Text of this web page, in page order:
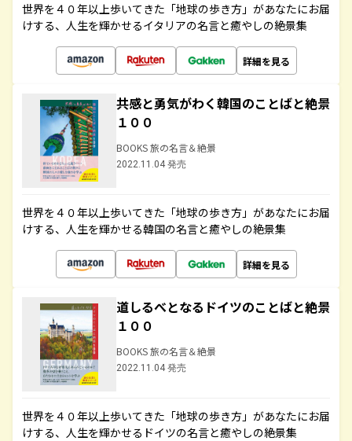
世界を４０年以上歩いてきた「地球の歩き方」があなたにお届
けする、人生を輝かせるイタリアの名言と癒やしの絶景集
詳細を見る
共感と勇気がわく韓国のことばと絶景
１００
BOOKS 旅の名言＆絶景
2022.11.04 発売
世界を４０年以上歩いてきた「地球の歩き方」があなたにお届
けする、人生を輝かせる韓国の名言と癒やしの絶景集
詳細を見る
道しるべとなるドイツのことばと絶景
１００
BOOKS 旅の名言＆絶景
2022.11.04 発売
世界を４０年以上歩いてきた「地球の歩き方」があなたにお届
けする、人生を輝かせるドイツの名言と癒やしの絶景集